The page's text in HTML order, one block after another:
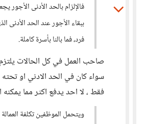
فالإلزام بالحد الأدنى الأجور
ببقاء الأجور عند الحد الأدنى
فرد، فما بالنا بأسرة كاملة.
صاحب العمل في كل الحالات
سواء كان في الحد الادني او تحته
فقط ، لا احد يدفع اكثر مما يمكنه
ويتحمل الموظفين تكلفة